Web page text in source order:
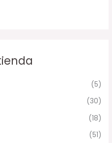
(5)
(30)
(18)
(51)